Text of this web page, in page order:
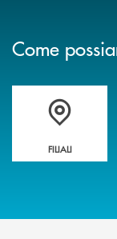
Come
Trova la
FILIALI